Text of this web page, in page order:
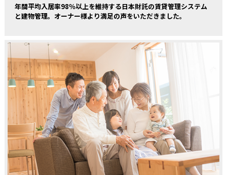
年間平均入居率98％以上を維持する日本財託の賃貸管理システム
と建物管理。オーナー様より満足の声をいただきました。